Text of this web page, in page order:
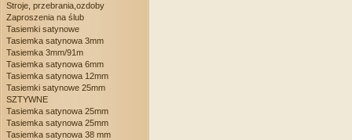
Stroje, przebrania,ozdoby
Zaproszenia na ślub
Tasiemki satynowe
Tasiemka satynowa 3mm
Tasiemka 3mm/91m
Tasiemka satynowa 6mm
Tasiemka satynowa 12mm
Tasiemki satynowe 25mm
SZTYWNE
Tasiemka satynowa 25mm
Tasiemka satynowa 25mm
Tasiemka satynowa 38 mm